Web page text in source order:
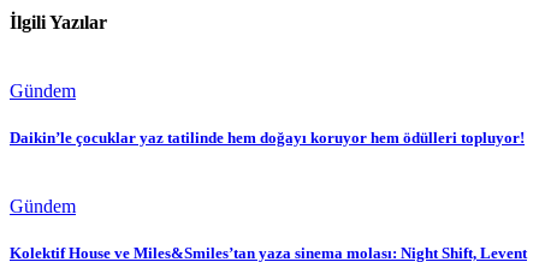
İlgili Yazılar
Gündem
Daikin’le çocuklar yaz tatilinde hem doğayı koruyor hem ödülleri topluyor!
Gündem
Kolektif House ve Miles&Smiles’tan yaza sinema molası: Night Shift, Levent